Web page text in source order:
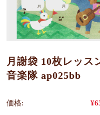
月謝袋 10枚レッス
音楽隊 ap025bb
価格: